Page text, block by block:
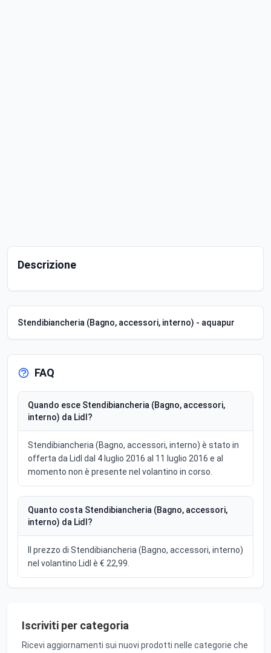
Descrizione
Stendibiancheria (Bagno, accessori, interno) - aquapur
FAQ
Quando esce Stendibiancheria (Bagno, accessori,
interno) da Lidl?
Stendibiancheria (Bagno, accessori, interno) è stato in
offerta da Lidl dal 4 luglio 2016 al 11 luglio 2016 e al
momento non è presente nel volantino in corso.
Quanto costa Stendibiancheria (Bagno, accessori,
interno) da Lidl?
Il prezzo di Stendibiancheria (Bagno, accessori, interno)
nel volantino Lidl è € 22,99.
Iscriviti per categoria
Ricevi aggiornamenti sui nuovi prodotti nelle categorie che